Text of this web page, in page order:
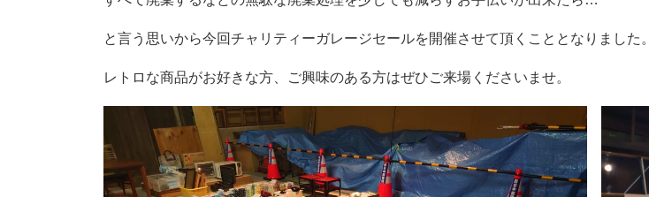
と言う思いから今回チャリティーガレージセールを開催させて頂くこととなりました。
レトロな商品がお好きな方、ご興味のある方はぜひご来場くださいませ。